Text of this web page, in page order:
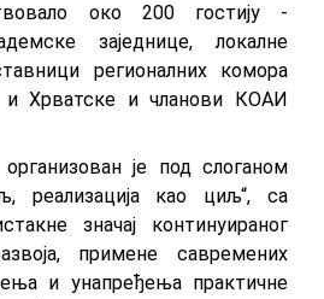
око 200 гостију -
заједнице, локалне
регионалних комора
и Хрватске и чланови КОАИ
је под слоганом
реализација као циљ“, са
значај континуираног
примене савремених
и унапређења практичне